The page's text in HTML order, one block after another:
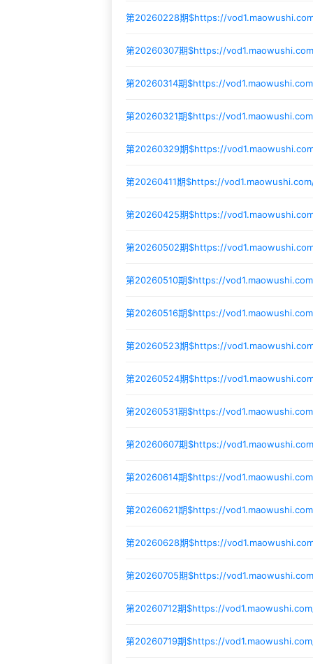
第20260228期$https://
第20260307期$https://
第20260314期$https://
第20260321期$https://
第20260329期$https://
第20260411期$https://
第20260425期$https://
第20260502期$https://
第20260510期$https://
第20260516期$https://
第20260523期$https://
第20260524期$https://
第20260531期$https://
第20260607期$https://
第20260614期$https://
第20260621期$https://
第20260628期$https://
第20260705期$https://
第20260712期$https://
第20260719期$https://